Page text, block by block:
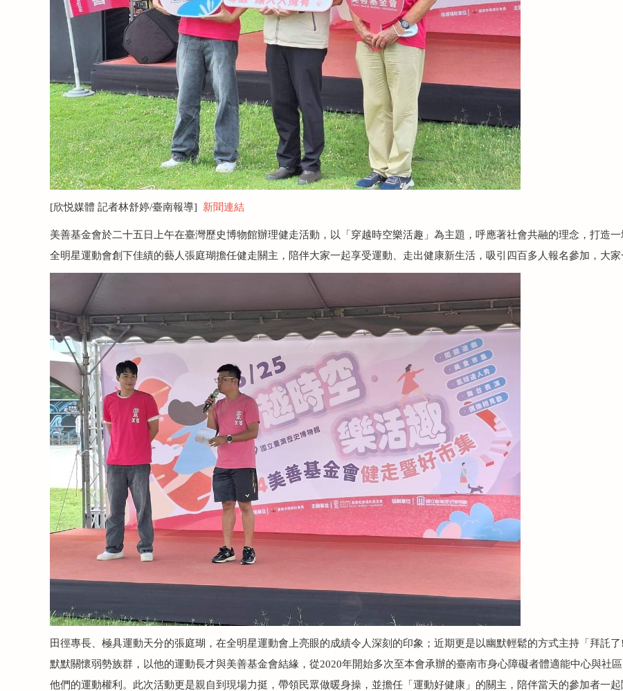
[欣悦媒體 記者林舒婷/臺南報導] 新聞連結
美善基金會於二十五日上午在臺灣歷史博物館辦理健走活動，以「穿越時空樂活趣」為主題，呼應著社會共融的理念，打造
全明星運動會創下佳績的藝人張庭瑚擔任健走關主，陪伴大家一起享受運動、走出健康新生活，吸引四百多人報名參加，大家
田徑專長、極具運動天分的張庭瑚，在全明星運動會上亮眼的成績令人深刻的印象；近期更是以幽默輕鬆的方式主持「拜託
默默關懷弱勢族群，以他的運動長才與美善基金會結緣，從2020年開始多次至本會承辦的臺南市身心障礙者體適能中心與社
他們的運動權利。此次活動更是親自到現場力挺，帶領民眾做暖身操，並擔任「運動好健康」的關主，陪伴當天的參加者一